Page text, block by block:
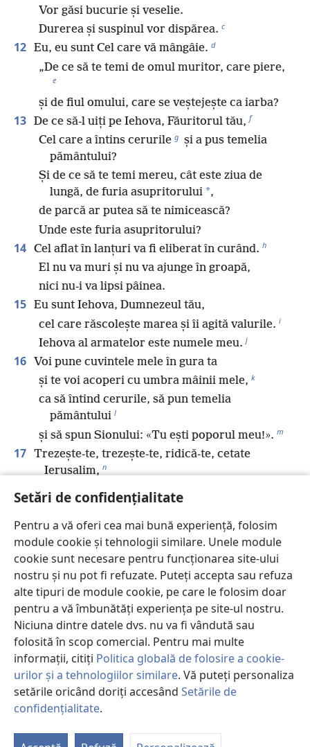
Setări de confidențialitate
Pentru a vă oferi cea mai bună experiență, folosim
module cookie și tehnologii similare. Unele module
cookie sunt necesare pentru funcționarea site-ului
nostru și nu pot fi refuzate. Puteți accepta sau refuza
alte tipuri de module cookie, pe care le folosim doar
pentru a vă îmbunătăți experiența pe site-ul nostru.
Niciuna dintre datele dvs. nu va fi vândută sau
folosită în scop comercial. Pentru mai multe
informații, citiți Politica globală de folosire a cookie-
urilor și a tehnologiilor similare. Vă puteți personaliza
setările oricând doriți accesând Setările de
confidențialitate.
Vor găsi bucurie și veselie.
Durerea și suspinul vor dispărea. c
12 Eu, eu sunt Cel care vă mângâie. d
„De ce să te temi de omul muritor, care piere,
e
și de fiul omului, care se veștejește ca iarba?
13 De ce să-l uiți pe Iehova, Făuritorul tău, f
Cel care a întins cerurile g și a pus temelia
pământului?
Și de ce să te temi mereu, cât este ziua de
lungă, de furia asupritorului *,
de parcă ar putea să te nimicească?
Unde este furia asupritorului?
14 Cel aflat în lanțuri va fi eliberat în curând. h
El nu va muri și nu va ajunge în groapă,
nici nu-i va lipsi pâinea.
15 Eu sunt Iehova, Dumnezeul tău,
cel care răscolește marea și îi agită valurile. i
Iehova al armatelor este numele meu. j
16 Voi pune cuvintele mele în gura ta
și te voi acoperi cu umbra mâinii mele, k
ca să întind cerurile, să pun temelia
pământului l
și să spun Sionului: «Tu ești poporul meu!». m
17 Trezește-te, trezește-te, ridică-te, cetate
Ierusalim, n
care ai băut din mâna lui Iehova paharul
mâniei sale!
Ai băut potirul,
ai golit paharul care provoacă amețeală. o
18 Dintre toți fiii pe care i-a adus pe lume nu este
niciunul care s-o călăuzească
și dintre toți fiii pe care i-a crescut nu este
niciunul care s-o ia de mână.
19 Aceste două lucruri ți s-au întâmplat.
Cine te va compătimi?
Distrugerea și pustiirea, foamea și sabia!
Cine te va mângâia?
20 Fiii tăi au leșinat,